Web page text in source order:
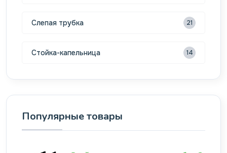
Слепая трубка 21
Стойка-капельница 14
Популярные товары